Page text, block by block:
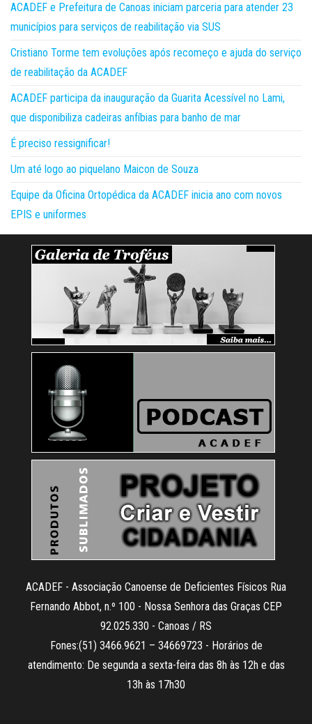
ACADEF e Prefeitura de Canoas iniciam parceria para atender 23
municípios para serviços de reabilitação via SUS
Cristiano Torme tem evoluções após recomeço e ajuda do serviço
de reabilitação da ACADEF
ACADEF participa da inauguração da Guarita Acessível no Lami,
que disponibiliza cadeiras anfíbias para banho de mar
É preciso ressignificar!
Um até logo ao piquelano Maicon de Souza
Equipe da Oficina Ortopédica da ACADEF inicia ano com novos
EPIS e uniformes
ACADEF - Associação Canoense de Deficientes Físicos Rua
Fernando Abbot, n.º 100 - Nossa Senhora das Graças CEP
92.025.330 - Canoas / RS
Fones:(51) 3466.9621 – 34669723 - Horários de
atendimento: De segunda a sexta-feira das 8h às 12h e das
13h às 17h30